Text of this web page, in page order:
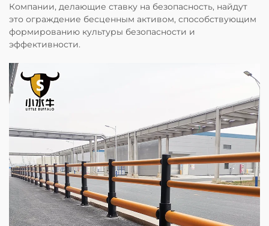
Компании, делающие ставку на безопасность, найдут
это ограждение бесценным активом, способствующим
формированию культуры безопасности и
эффективности.